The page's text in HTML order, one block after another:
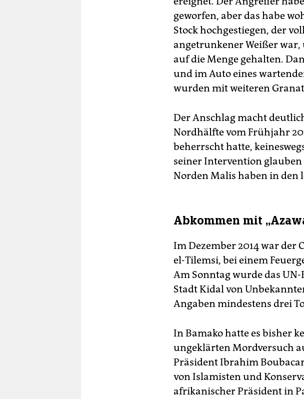
geworfen, aber das habe
Stock hochgestiegen, der
angetrunkener Weißer
auf die Menge gehalten.
und im Auto eines
wurden mit weiteren
Der Anschlag macht
Nordhälfte vom Frühjahr
beherrscht hatte,
seiner Intervention
Norden Malis haben in den
Abkommen mit
Im Dezember 2014 war
el-Tilemsi, bei einem
Am Sonntag wurde das
Stadt Kidal von
Angaben mindestens drei
In Bamako hatte es bisher
ungeklärten Mordversuch
Präsident Ibrahim
von Islamisten und
afrikanischer Präsident in